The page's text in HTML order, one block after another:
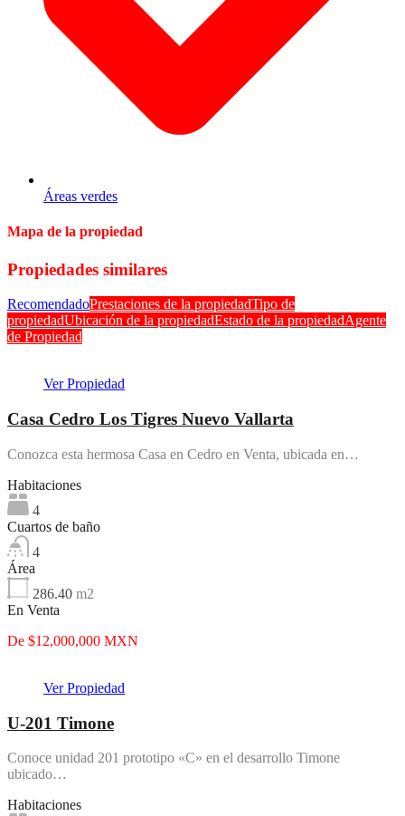
Áreas verdes
Mapa de la propiedad
Propiedades similares
RecomendadoPrestaciones de la propiedadTipo de
propiedadUbicación de la propiedadEstado de la propiedadAgente
de Propiedad
Ver Propiedad
Casa Cedro Los Tigres Nuevo Vallarta
Conozca esta hermosa Casa en Cedro en Venta, ubicada en…
Habitaciones
4
Cuartos de baño
4
Área
286.40 m2
En Venta
De $12,000,000 MXN
Ver Propiedad
U-201 Timone
Conoce unidad 201 prototipo «C» en el desarrollo Timone
ubicado…
Habitaciones